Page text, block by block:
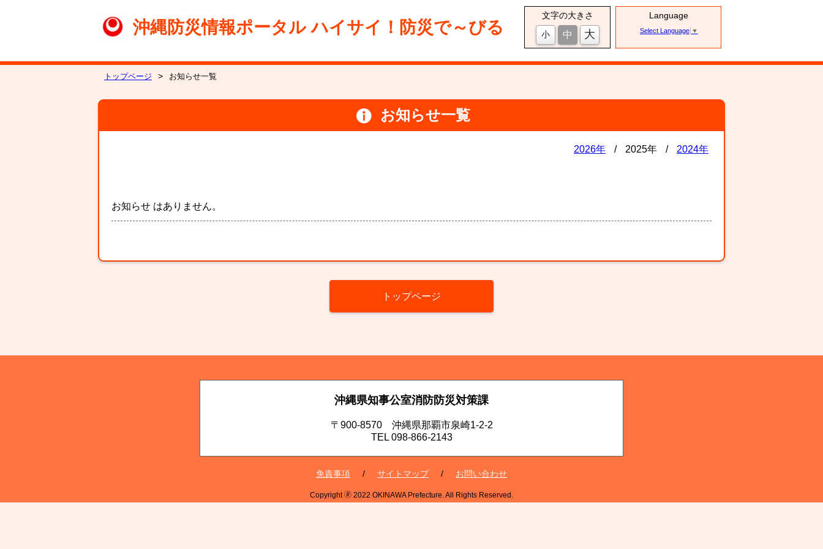
沖縄防災情報ポータル ハイサイ！防災で～びる
文字の大きさ
小
中 大
Language
Select Language ▼
トップページ お知らせ一覧
お知らせ一覧
2026年 / 2025年 / 2024年
お知らせ はありません。
トップページ
沖縄県知事公室消防防災対策課
〒900-8570 沖縄県那覇市泉崎1-2-2
TEL 098-866-2143
免責事項 サイトマップ お問い合わせ
Copyright 🄬 2022 OKINAWA Prefecture. All Rights Reserved.